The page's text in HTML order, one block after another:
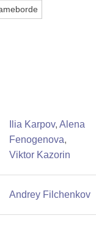
Ilia Karpov,Alena
Fenogenova,
Viktor Kazorin
Andrey Filchenkov